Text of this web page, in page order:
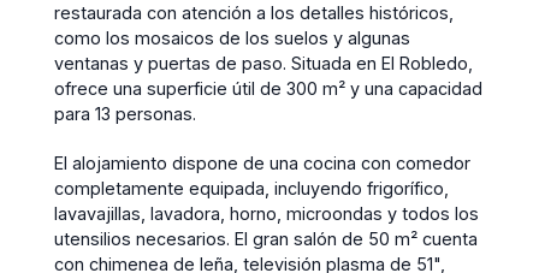
restaurada con atención a los detalles históricos,
como los mosaicos de los suelos y algunas
ventanas y puertas de paso. Situada en El Robledo,
ofrece una superficie útil de 300 m² y una capacidad
para 13 personas.
El alojamiento dispone de una cocina con comedor
completamente equipada, incluyendo frigorífico,
lavavajillas, lavadora, horno, microondas y todos los
utensilios necesarios. El gran salón de 50 m² cuenta
con chimenea de leña, televisión plasma de 51",